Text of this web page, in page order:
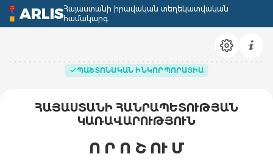
ARLISՀայաստանի իրավական տեղեկատվական
համակարգ
ՊԱՇՏՈՆԱԿԱՆ ԻՆԿՈՐՊՈՐԱՑԻԱ
ՀԱՅԱՍՏԱՆԻ ՀԱՆՐԱՊԵՏՈՒԹՅԱՆ
ԿԱՌԱՎԱՐՈՒԹՅՈՒՆ
Ո Ր Ո Շ ՈՒ Մ